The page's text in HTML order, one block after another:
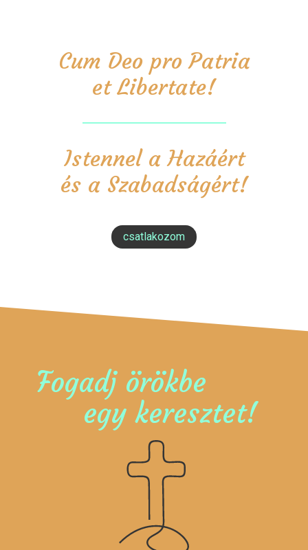
Cum Deo pro Patria
et Libertate!
Istennel a Hazáért
és a Szabadságért!
csatlakozom
Fogadj örökbe
egy keresztet!